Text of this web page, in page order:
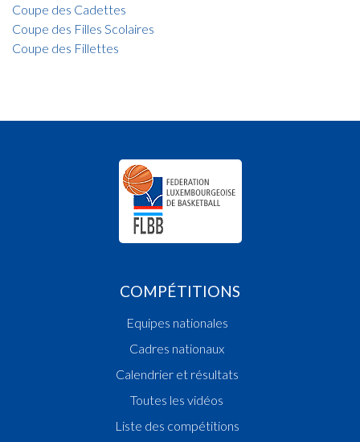
Coupe des Cadettes
Coupe des Filles Scolaires
Coupe des Fillettes
COMPÉTITIONS
Equipes nationales
Cadres nationaux
Calendrier et résultats
Toutes les vidéos
Liste des compétitions